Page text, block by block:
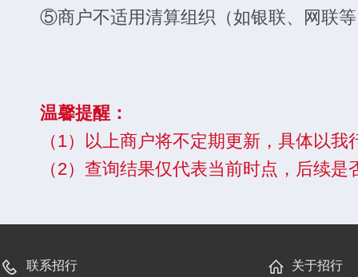
⑤商户不适用清算组织（如银联、网联
温馨提醒：
（1）以上商户将不定期更新，具体以
（2）查询结果仅代表当前时点，后续
联系招行 关于招行